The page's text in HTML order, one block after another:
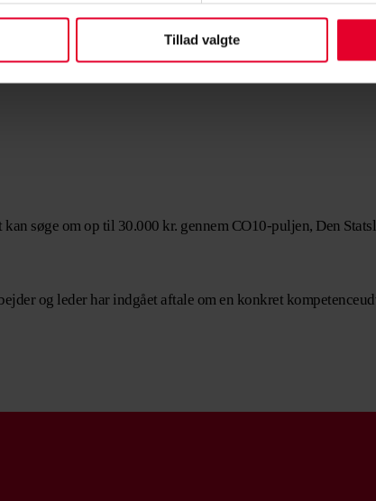
Tillad valgte
søge om op til 30.000 kr. gennem CO10-puljen, Den
og leder har indgået aftale om en konkret